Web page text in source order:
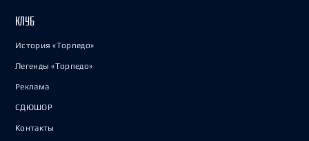
КЛУБ
История «Торпедо»
Легенды «Торпедо»
Реклама
СДЮШОР
Контакты